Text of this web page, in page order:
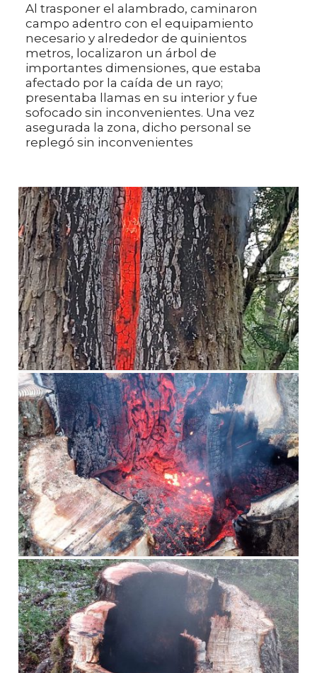
Al trasponer el alambrado, caminaron
campo adentro con el equipamiento
necesario y alrededor de quinientos
metros, localizaron un árbol de
importantes dimensiones, que estaba
afectado por la caída de un rayo;
presentaba llamas en su interior y fue
sofocado sin inconvenientes. Una vez
asegurada la zona, dicho personal se
replegó sin inconvenientes